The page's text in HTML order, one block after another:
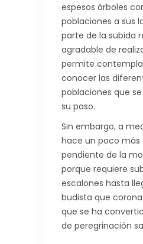
espesos árboles
poblaciones a sus
parte de la subida
agradable de
permite
conocer las
poblaciones que
su paso.
Sin embargo, a
hace un poco más
pendiente de la
porque requiere
escalones hasta
budista que
que se ha
de peregrinación